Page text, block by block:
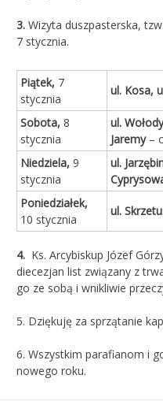
3. Wizyta duszpasterska,
7 stycznia.
Piątek, 7
stycznia
ul. Kosa,
Sobota,8
stycznia
ul.
Jaremy–
Niedziela,9
stycznia
ul.
Poniedziałek,
10 stycznia
ul.
4. Ks. Arcybiskup Józef
diecezjan list związany z
go ze sobą i wnikliwie
5. Dziękuję za sprzątanie
6. Wszystkim parafianom i
nowego roku.